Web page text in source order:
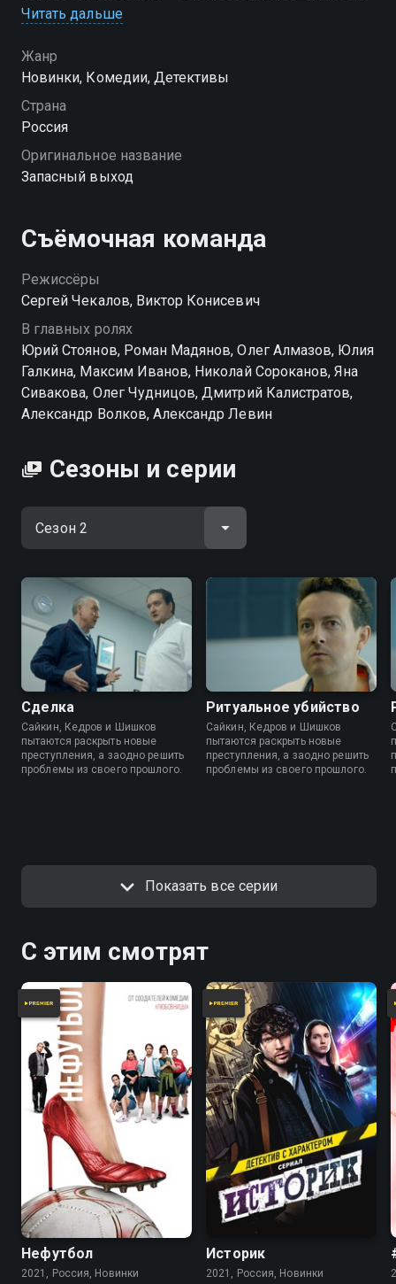
постоянно подкалывают друг друга, но с делами
заходит начинающий следователь Сайкин — парень
толковый, но в отделе его никто всерьёз не
воспринимает. Когда Кедров с Шишко берут да и
угадывают всё по одному телу — от орудия убийства
тут закручивается странный, но рабочий тандем. С
этого дня у парня появляются неожиданные
выход вы можете совершенно бесплатно в
хорошем HD качестве на Смотрёшке
Читать дальше
Жанр
Новинки, Комедии, Детективы
Страна
Россия
Оригинальное название
Запасный выход
Съёмочная команда
Режиссёры
Сергей Чекалов, Виктор Конисевич
В главных ролях
Юрий Стоянов, Роман Мадянов, Олег Алмазов, Юлия
Галкина, Максим Иванов, Николай Сороканов, Яна
Сивакова, Олег Чудницов, Дмитрий Калистратов,
Александр Волков, Александр Левин
Сезоны и серии
Сделка
Сайкин, Кедров и Шишков
пытаются раскрыть новые
преступления, а заодно решить
проблемы из своего прошлого.
Ритуальное убийство
Сайкин, Кедров и Шишков
пытаются раскрыть новые
преступления, а заодно решить
проблемы из своего прошлого.
Показать все серии
С этим смотрят
Нефутбол
2021, Россия, Новинки
Историк
2021, Россия, Новинки